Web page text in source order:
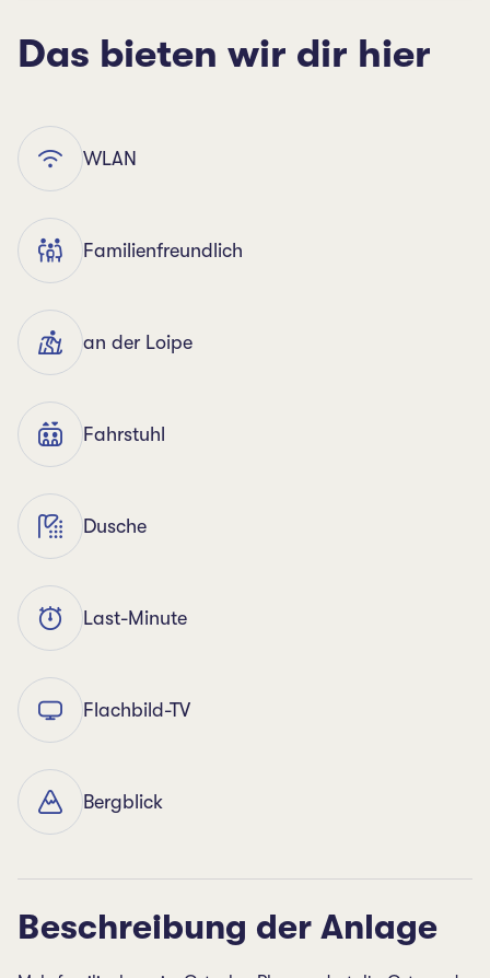
Das bieten wir dir hier
WLAN
Familienfreundlich
an der Loipe
Fahrstuhl
Dusche
Last-Minute
Flachbild-TV
Bergblick
Beschreibung der Anlage